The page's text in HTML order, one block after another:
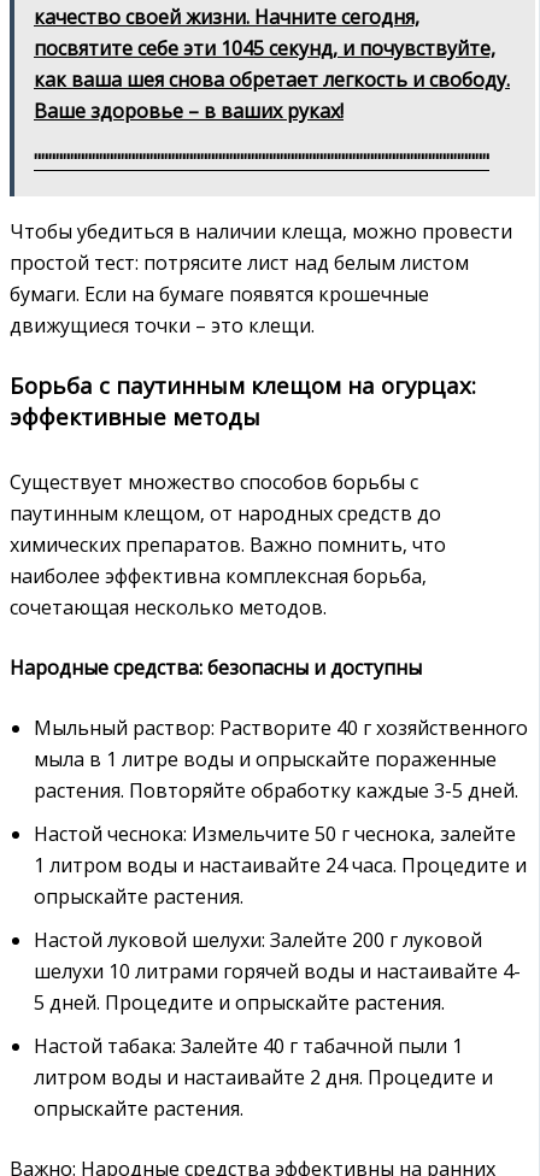
качество своей жизни. Начните сегодня,
посвятите себе эти 1045 секунд, и почувствуйте,
как ваша шея снова обретает легкость и свободу.
Ваше здоровье – в ваших руках!
"""""""""""""""""""""""""""""""""""""""""""""""""""""""""""""""
Чтобы убедиться в наличии клеща‚ можно провести
простой тест: потрясите лист над белым листом
бумаги. Если на бумаге появятся крошечные
движущиеся точки – это клещи.
Борьба с паутинным клещом на огурцах:
эффективные методы
Существует множество способов борьбы с
паутинным клещом‚ от народных средств до
химических препаратов. Важно помнить‚ что
наиболее эффективна комплексная борьба‚
сочетающая несколько методов.
Народные средства: безопасны и доступны
Мыльный раствор: Растворите 40 г хозяйственного
мыла в 1 литре воды и опрыскайте пораженные
растения. Повторяйте обработку каждые 3-5 дней.
Настой чеснока: Измельчите 50 г чеснока‚ залейте
1 литром воды и настаивайте 24 часа. Процедите и
опрыскайте растения.
Настой луковой шелухи: Залейте 200 г луковой
шелухи 10 литрами горячей воды и настаивайте 4-
5 дней. Процедите и опрыскайте растения.
Настой табака: Залейте 40 г табачной пыли 1
литром воды и настаивайте 2 дня. Процедите и
опрыскайте растения.
Важно: Народные средства эффективны на ранних